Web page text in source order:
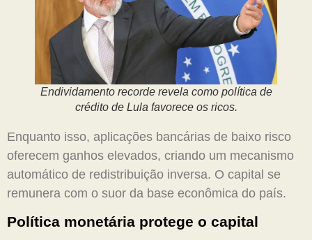
Endividamento recorde revela como política de
crédito de Lula favorece os ricos.
Enquanto isso, aplicações bancárias de baixo risco
oferecem ganhos elevados, criando um mecanismo
automático de redistribuição inversa. O capital se
remunera com o suor da base econômica do país.
Política monetária protege o capital